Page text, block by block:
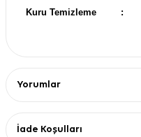
Kuru Temizleme :
Yorumlar
İade Koşulları